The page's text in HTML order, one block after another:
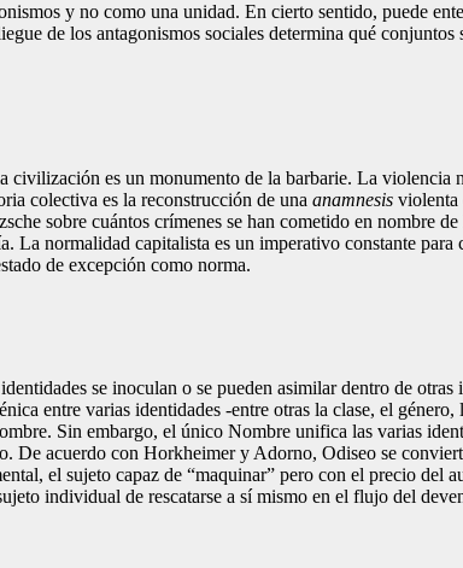
y no como una unidad. En cierto sentido, puede
de los antagonismos sociales determina qué
civilización es un monumento de la barbarie. La
colectiva es la reconstrucción de unaanamnesis violenta
sobre cuántos crímenes se han cometido en nombre
normalidad capitalista es un imperativo constante
de excepción como norma.
se inoculan o se pueden asimilar dentro de
entre varias identidades -entre otras la clase, el
Sin embargo, el único Nombre unifica las varias
De acuerdo con Horkheimer y Adorno, Odiseo se
el sujeto capaz de “maquinar” pero con el precio del
individual de rescatarse a sí mismo en el flujo del